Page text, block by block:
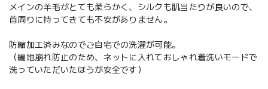
メインの羊毛がとても柔らかく、シルクも肌当たりが良いので、
首周りに持ってきても不安がありません。
防縮加工済みなのでご自宅での洗濯が可能。
（編地崩れ防止のため、ネットに入れておしゃれ着洗いモードで
洗っていただいたほうが安全です）